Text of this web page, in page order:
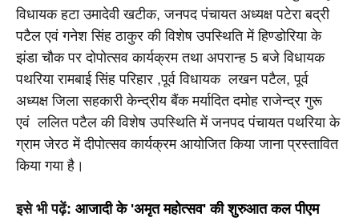
विधायक हटा उमादेवी खटीक, जनपद पंचायत अध्यक्ष पटेरा बद्री
पटैल एवं गनेश सिंह ठाकुर की विशेष उपस्थिति में हिण्डोरिया के
झंडा चौक पर दोपोत्सव कार्यक्रम तथा अपरान्ह 5 बजे विधायक
पथरिया रामबाई सिंह परिहार ,पूर्व विधायक  लखन पटैल, पूर्व
अध्यक्ष जिला सहकारी केन्द्रीय बैंक मर्यादित दमोह राजेन्द्र गुरू
एवं  ललित पटैल की विशेष उपस्थिति में जनपद पंचायत पथरिया के
ग्राम जेरठ में दीपोत्सव कार्यक्रम आयोजित किया जाना प्रस्तावित
किया गया है।
इसे भी पढ़ें: आजादी के 'अमृत महोत्सव' की शुरुआत कल पीएम